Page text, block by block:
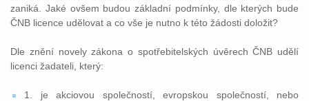
zaniká. Jaké ovšem budou základní podmínky, dle kterých bude
ČNB licence udělovat a co vše je nutno k této žádosti doložit?
Dle znění novely zákona o spotřebitelských úvěrech ČNB udělí
licenci žadateli, který:
1. je akciovou společností, evropskou společností, nebo